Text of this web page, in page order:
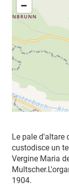
Le pale d'altare
custodisce un
Vergine Maria
Multscher.
1904.